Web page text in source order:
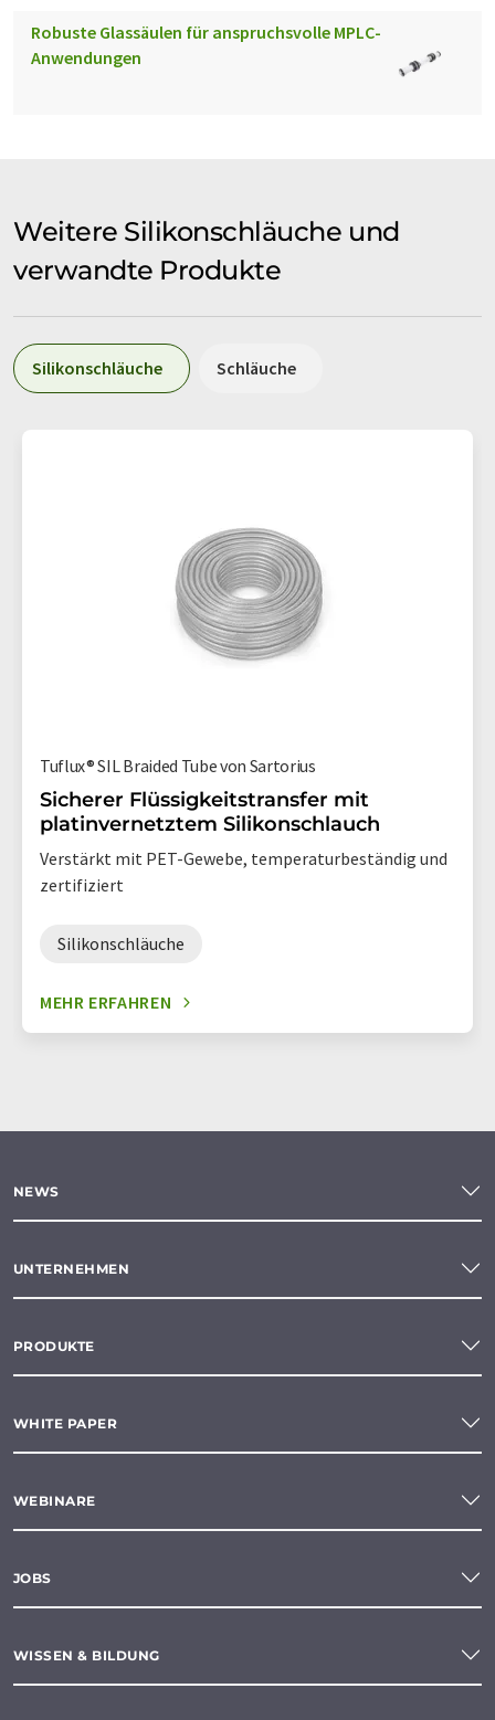
Robuste Glassäulen für anspruchsvolle MPLC-
Anwendungen
Weitere Silikonschläuche und
verwandte Produkte
Silikonschläuche Schläuche
Tuflux® SIL Braided Tube von Sartorius
Sicherer Flüssigkeitstransfer mit
platinvernetztem Silikonschlauch
Verstärkt mit PET-Gewebe, temperaturbeständig und
zertifiziert
Silikonschläuche
MEHR ERFAHREN
NEWS
UNTERNEHMEN
PRODUKTE
WHITE PAPER
WEBINARE
JOBS
WISSEN & BILDUNG